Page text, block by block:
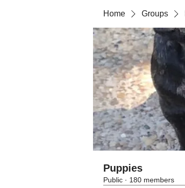
Home Groups
Puppies
Public · 180 members